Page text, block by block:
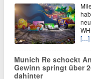
[…]
Munich Re schockt
Gewinn springt über
dahinter